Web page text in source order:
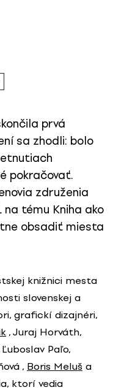
prvá
sa zhodli: bolo
pokračovať.
združenia
na tému Kniha ako
obsadiť miesta
knižnici mesta
slovenskej a
grafickí dizajnéri,
, Juraj Horváth,
Paľo,
, Boris Meluš a
ktorí vedia